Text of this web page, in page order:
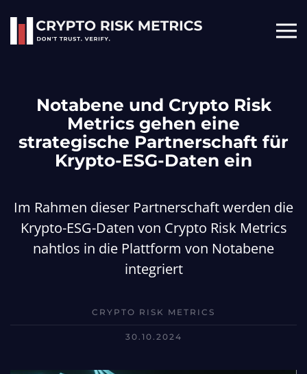
Skip to main content
Notabene und Crypto Risk
Metrics gehen eine
strategische Partnerschaft für
Krypto-ESG-Daten ein
Im Rahmen dieser Partnerschaft werden die
Krypto-ESG-Daten von Crypto Risk Metrics
nahtlos in die Plattform von Notabene
integriert
CRYPTO RISK METRICS
30.10.2024